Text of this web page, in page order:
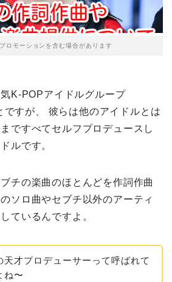
ロモーションを含む場合があります
K-POPアイドルグループ
すが、 彼らは他のアイドルとは
ですべてセルフプロデュースし
ルです。
チの楽曲のほとんどを作詞作曲
ソロ曲やセブチ以外のアーティ
ているんですよ。
天才プロデューサーって呼ばれて
ね〜